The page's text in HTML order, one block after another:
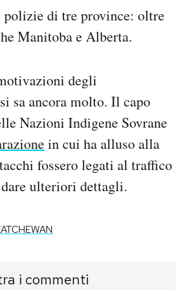
polizie di tre province: oltre
Manitoba e Alberta.
degli
sa ancora molto. Il capo
Nazioni Indigene Sovrane
in cui ha alluso alla
fossero legati al traffico
ulteriori dettagli.
i commenti